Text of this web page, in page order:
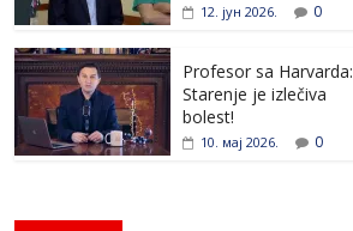
12. јун 2026. 0
Profesor sa Harvarda:
Starenje je izlečiva
bolest!
10. мај 2026. 0